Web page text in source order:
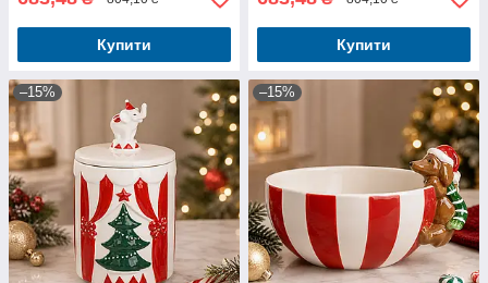
Купити Купити
–15% –15%